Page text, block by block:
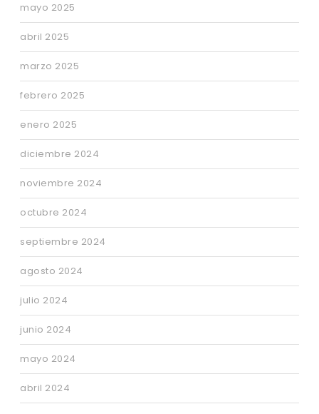
mayo 2025
abril 2025
marzo 2025
febrero 2025
enero 2025
diciembre 2024
noviembre 2024
octubre 2024
septiembre 2024
agosto 2024
julio 2024
junio 2024
mayo 2024
abril 2024